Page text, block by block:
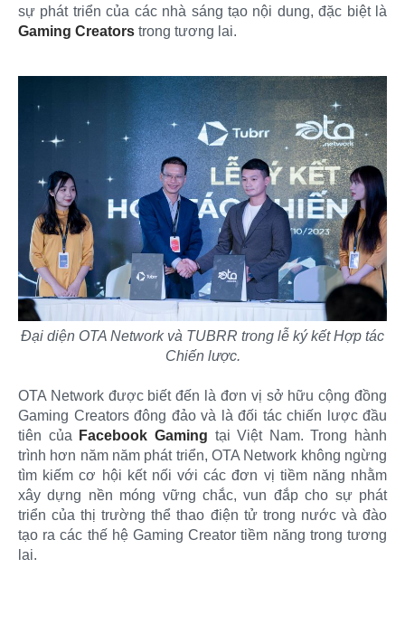
sự phát triển của các nhà sáng tạo nội dung, đặc biệt là
Gaming Creators trong tương lai.​
Đại diện OTA Network và TUBRR trong lễ ký kết Hợp tác
Chiến lược.
OTA Network được biết đến là đơn vị sở hữu cộng đồng
Gaming Creators đông đảo và là đối tác chiến lược đầu
tiên của Facebook Gaming tại Việt Nam. Trong hành
trình hơn năm năm phát triển, OTA Network không ngừng
tìm kiếm cơ hội kết nối với các đơn vị tiềm năng nhằm
xây dựng nền móng vững chắc, vun đắp cho sự phát
triển của thị trường thể thao điện tử trong nước và đào
tạo ra các thế hệ Gaming Creator tiềm năng trong tương
lai.